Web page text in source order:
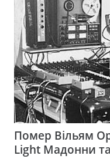
Помер Вільям
Light Мадонни